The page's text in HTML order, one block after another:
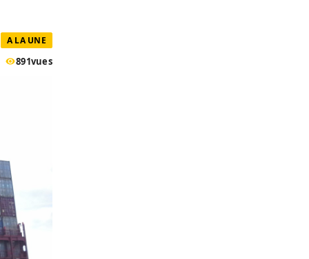
A LA UNE
891vues